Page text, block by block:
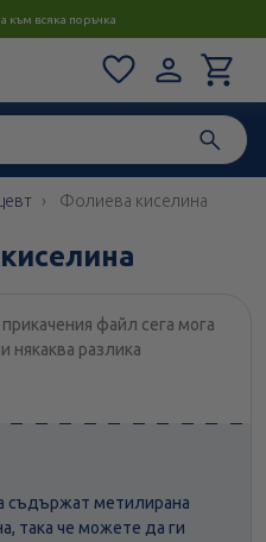
фармацевт до 1 час
Фолиева киселина
файл сега мога
някаква разлика
съдържат метилирана
така че можете да ги